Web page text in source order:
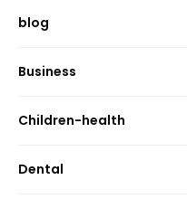
blog
Business
Children-health
Dental